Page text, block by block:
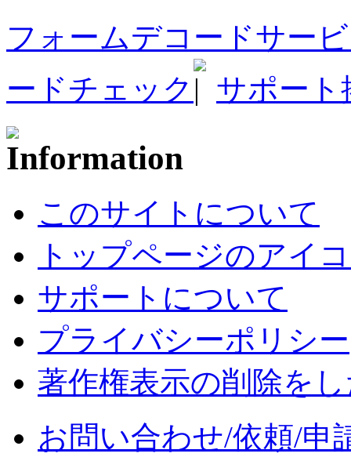
フォームデコードサー
ードチェック
サポート
このサイトについて
トップページのアイ
サポートについて
プライバシーポリシー
著作権表示の削除を
お問い合わせ/依頼/申